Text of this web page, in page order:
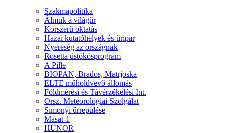
Szakmapolitika
Álmuk a világűr
Korszerű oktatás
Hazai kutatóhelyek és űripar
Nyereség az országnak
Rosetta üstökösprogram
A Pille
BIOPAN, Brados, Matrjoska
ELTE műholdvevő állomás
Földmérési és Távérzékelési Int.
Orsz. Meteorológiai Szolgálat
Simonyi űrrepülése
Masat-1
HUNOR